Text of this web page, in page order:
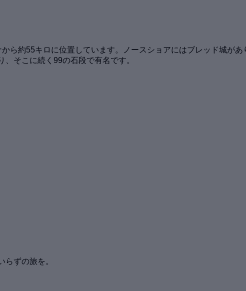
ら約55キロに位置しています。ノースショアにはブレッド城が
そこに続く99の石段で有名です。
ずの旅を。